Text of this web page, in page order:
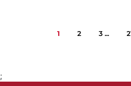
1 2 3 ...
;